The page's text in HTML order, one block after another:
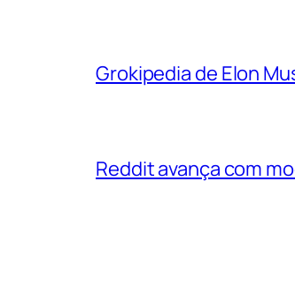
Grokipedia de Elon
Reddit avança com